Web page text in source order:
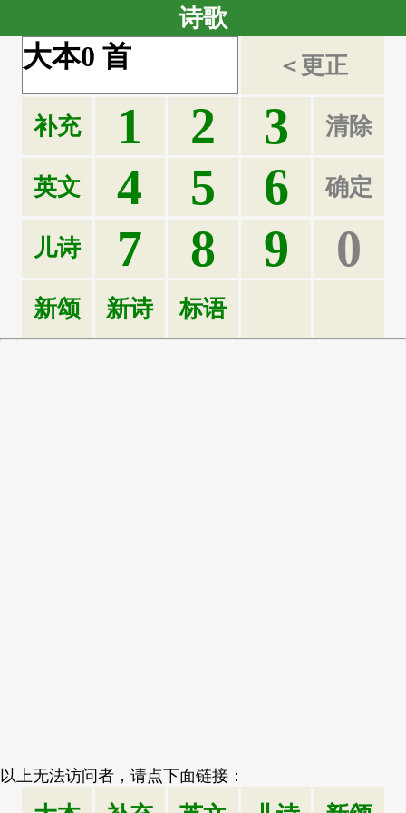
诗歌
大本0 首 ＜更正
补充 1 2 3 清除
英文 4 5 6 确定
儿诗 7 8 9 0
新颂 新诗 标语
以上无法访问者，请点下面链接：